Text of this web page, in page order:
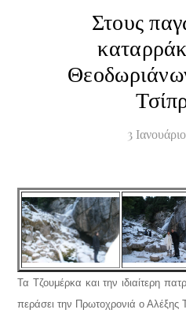
Στους
3
Τα Τζουμέρκα και την ιδιαίτερη
περάσει την Πρωτοχρονιά ο Αλέξης